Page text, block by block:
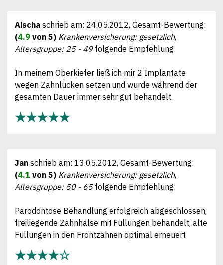
Aischa schrieb am: 24.05.2012, Gesamt-Bewertung:
(4.9 von 5) Krankenversicherung: gesetzlich,
Altersgruppe: 25 - 49folgende Empfehlung:
In meinem Oberkiefer ließ ich mir 2 Implantate
wegen Zahnlücken setzen und wurde während der
gesamten Dauer immer sehr gut behandelt.
★★★★★
Jan schrieb am: 13.05.2012, Gesamt-Bewertung:
(4.1 von 5) Krankenversicherung: gesetzlich,
Altersgruppe: 50 - 65folgende Empfehlung:
Parodontose Behandlung erfolgreich abgeschlossen,
freiliegende Zahnhälse mit Füllungen behandelt, alte
Füllungen in den Frontzähnen optimal erneuert
★★★★☆